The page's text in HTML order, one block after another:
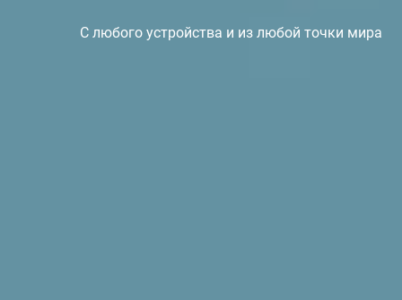
С любого устройства и из любой точки мира